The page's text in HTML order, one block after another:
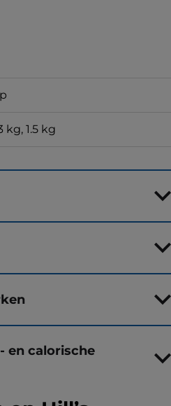
kg, 1.5 kg
en calorische